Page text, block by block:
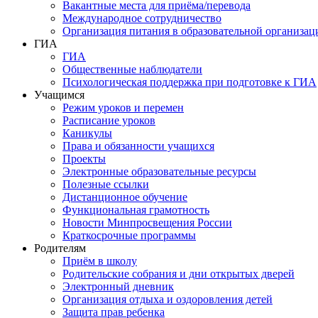
Вакантные места для приёма/перевода
Международное сотрудничество
Организация питания в образовательной
ГИА
ГИА
Общественные наблюдатели
Психологическая поддержка при подготовке к ГИА
Учащимся
Режим уроков и перемен
Расписание уроков
Каникулы
Права и обязанности учащихся
Проекты
Электронные образовательные ресурсы
Полезные ссылки
Дистанционное обучение
Функциональная грамотность
Новости Минпросвещения России
Краткосрочные программы
Родителям
Приём в школу
Родительские собрания и дни открытых дверей
Электронный дневник
Организация отдыха и оздоровления детей
Защита прав ребенка